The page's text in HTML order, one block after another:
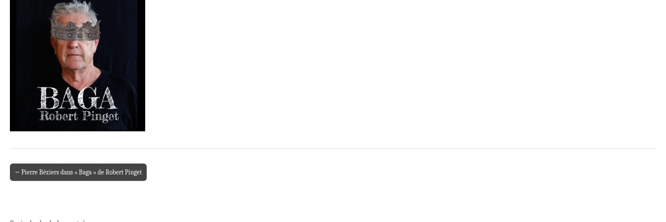
Post navigation
← Pierre Béziers dans « Baga » de Robert Pinget